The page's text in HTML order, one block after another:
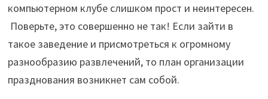
компьютерном клубе слишком прост и неинтересен.
Поверьте, это совершенно не так! Если зайти в
такое заведение и присмотреться к огромному
разнообразию развлечений, то план организации
празднования возникнет сам собой.